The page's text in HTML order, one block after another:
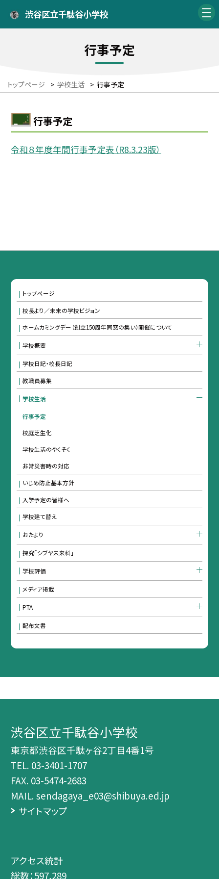
渋谷区立千駄谷小学校
行事予定
トップページ > 学校生活 > 行事予定
行事予定
令和８年度年間行事予定表（R8.3.23版）
トップページ
校長より／未来の学校ビジョン
ホームカミングデー（創立150周年同窓の集い）開催について
学校概要
学校日記・校長日記
教職員募集
学校生活
行事予定
校庭芝生化
学校生活のやくそく
非常災害時の対応
いじめ防止基本方針
入学予定の皆様へ
学校建て替え
おたより
探究「シブヤ未来科」
学校評価
メディア掲載
PTA
配布文書
渋谷区立千駄谷小学校
東京都渋谷区千駄ヶ谷2丁目4番1号
TEL. 03-3401-1707
FAX. 03-5474-2683
MAIL. sendagaya_e03@shibuya.ed.jp
サイトマップ
アクセス統計
総数：597,289